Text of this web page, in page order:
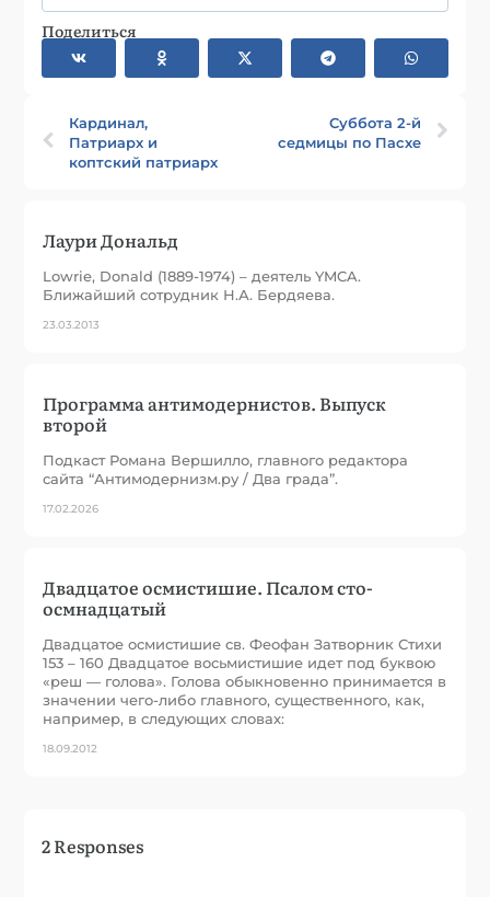
Поделиться
Кардинал,
Патриарх и
коптский патриарх
Суббота 2-й
седмицы по Пасхе
Лаури Дональд
Lowrie, Donald (1889-1974) – деятель YMCA.
Ближайший сотрудник Н.А. Бердяева.
23.03.2013
Программа антимодернистов. Выпуск
второй
Подкаст Романа Вершилло, главного редактора
сайта “Антимодернизм.ру / Два града”.
17.02.2026
Двадцатое осмистишие. Псалом сто-
осмнадцатый
Двадцатое осмистишие св. Феофан Затворник Стихи
153 – 160 Двадцатое восьмистишие идет под буквою
«реш — голова». Голова обыкновенно принимается в
значении чего-либо главного, существенного, как,
например, в следующих словах:
18.09.2012
2 Responses